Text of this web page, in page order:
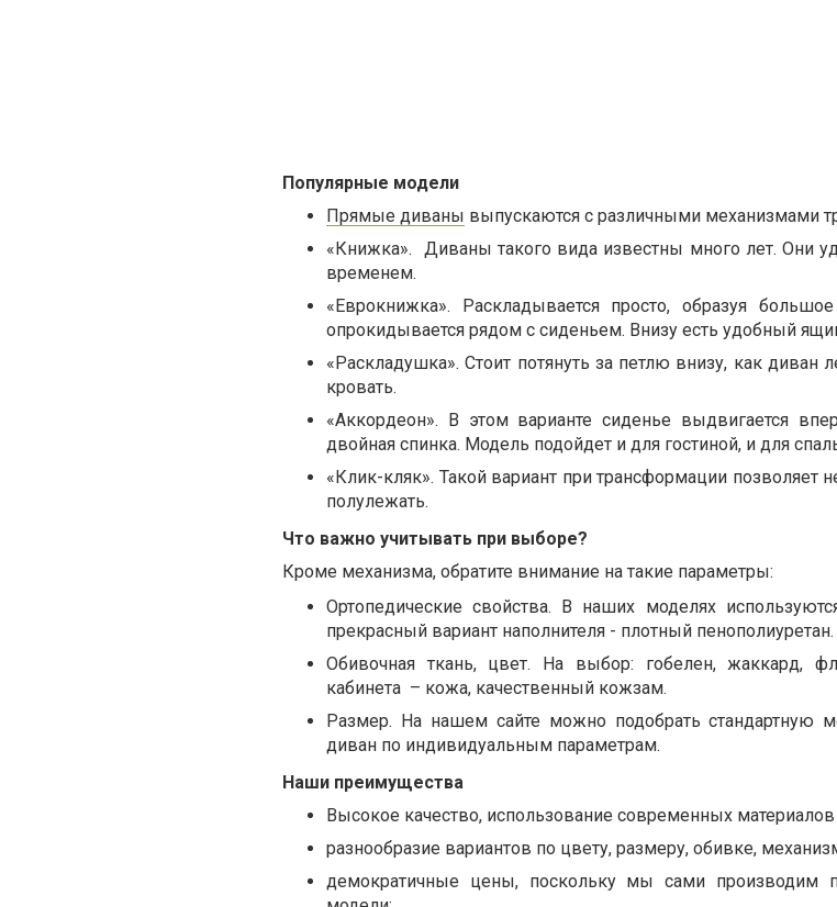
Популярные модели
Прямые диваны выпускаются с различными механизмами
«Книжка». Диваны такого вида известны много лет. Они
временем.
«Еврокнижка». Раскладывается просто, образуя
опрокидывается рядом с сиденьем. Внизу есть удобный
«Раскладушка». Стоит потянуть за петлю внизу, как диван
кровать.
«Аккордеон». В этом варианте сиденье выдвигается
двойная спинка. Модель подойдет и для гостиной, и для
«Клик-кляк». Такой вариант при трансформации позволяет
полулежать.
Что важно учитывать при выборе?
Кроме механизма, обратите внимание на такие параметры:
Ортопедические свойства. В наших моделях
прекрасный вариант наполнителя - плотный пенополиуретан.
Обивочная ткань, цвет. На выбор: гобелен, жаккард,
кабинета – кожа, качественный кожзам.
Размер. На нашем сайте можно подобрать стандартную
диван по индивидуальным параметрам.
Наши преимущества
Высокое качество, использование современных материалов
разнообразие вариантов по цвету, размеру, обивке,
демократичные цены, поскольку мы сами производим